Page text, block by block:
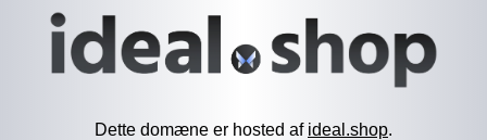
Dette domæne er hosted af ideal.shop.